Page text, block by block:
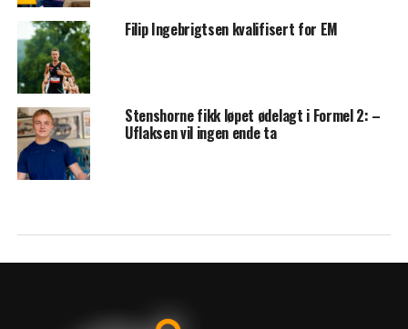
Filip Ingebrigtsen kvalifisert for EM
Stenshorne fikk løpet ødelagt i Formel 2: –
Uflaksen vil ingen ende ta